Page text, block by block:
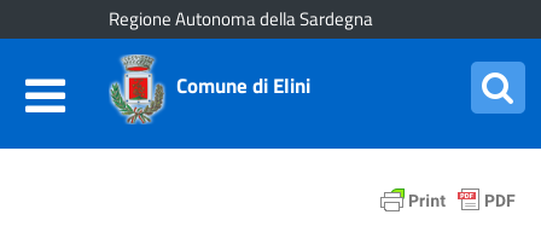
Regione Autonoma della Sardegna
Comune di Elini